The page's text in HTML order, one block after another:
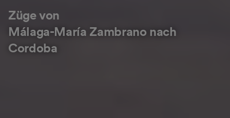
Züge von
Málaga-María Zambrano nach
Cordoba